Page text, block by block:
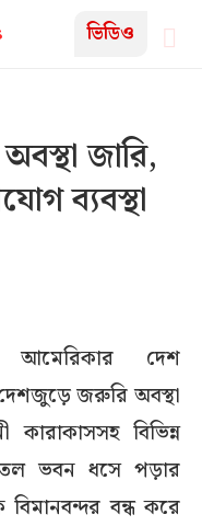
ভিডিও
জারি,
ব্যবস্থা
দেশ
জরুরি অবস্থা
বিভিন্ন
ভবন ধসে পড়ার
বন্ধ করে